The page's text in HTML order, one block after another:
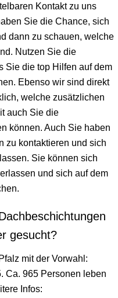
Kontakt zu uns
Sie die Chance, sich
dann zu schauen, welche
Nutzen Sie die
Sie die top Hilfen auf dem
Ebenso wir sind direkt
welche zusätzlichen
auch Sie die
können. Auch Sie haben
zu kontaktieren und sich
Sie können sich
und sich auf dem
gesucht?
mit der Vorwahl:
Ca. 965 Personen leben
Infos: